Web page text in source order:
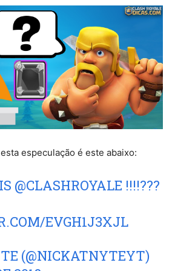
especulação é este abaixo:
@CLASHROYALE !!!!???
EVGH1J3XJL
(@NICKATNYTEYT)